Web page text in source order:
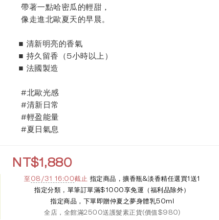
  帶著一點哈密瓜的輕甜，
  像走進北歐夏天的早晨。
■ 清新明亮的香氣
■ 持久留香（5小時以上）
■ 法國製造
  #北歐光感
  #清新日常
  #輕盈能量
  #夏日氣息
NT$1,880
至08/31 16:00截止 指定商品，擴香瓶&淡香精任選買1送1
指定分類，單筆訂單滿$1000享免運（福利品除外）
指定商品，下單即贈仲夏之夢身體乳50ml
全店，全館滿2500送護髮素正貨(價值$980)